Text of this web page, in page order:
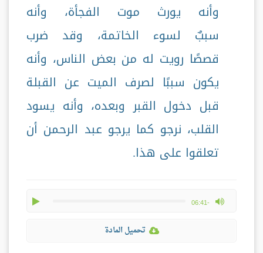
وأنه يورث موت الفجأة، وأنه
سببٌ لسوء الخاتمة، وقد ضرب
قصصًا رويت له من بعض الناس، وأنه
يكون سببًا لصرف الميت عن القبلة
قبل دخول القبر وبعده، وأنه يسود
القلب، نرجو كما يرجو عبد الرحمن أن
تعلقوا على هذا.
-06:41
max volume
تحميل المادة